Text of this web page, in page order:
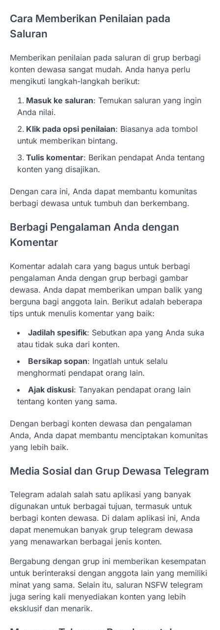
Cara Memberikan Penilaian pada
Saluran
Memberikan penilaian pada saluran di grup berbagi
konten dewasa sangat mudah. Anda hanya perlu
mengikuti langkah-langkah berikut:
Masuk ke saluran: Temukan saluran yang ingin
Anda nilai.
Klik pada opsi penilaian: Biasanya ada tombol
untuk memberikan bintang.
Tulis komentar: Berikan pendapat Anda tentang
konten yang disajikan.
Dengan cara ini, Anda dapat membantu komunitas
berbagi dewasa untuk tumbuh dan berkembang.
Berbagi Pengalaman Anda dengan
Komentar
Komentar adalah cara yang bagus untuk berbagi
pengalaman Anda dengan grup berbagi gambar
dewasa. Anda dapat memberikan umpan balik yang
berguna bagi anggota lain. Berikut adalah beberapa
tips untuk menulis komentar yang baik:
Jadilah spesifik: Sebutkan apa yang Anda suka
atau tidak suka dari konten.
Bersikap sopan: Ingatlah untuk selalu
menghormati pendapat orang lain.
Ajak diskusi: Tanyakan pendapat orang lain
tentang konten yang sama.
Dengan berbagi konten dewasa dan pengalaman
Anda, Anda dapat membantu menciptakan komunitas
yang lebih baik.
Media Sosial dan Grup Dewasa Telegram
Telegram adalah salah satu aplikasi yang banyak
digunakan untuk berbagai tujuan, termasuk untuk
berbagi konten dewasa. Di dalam aplikasi ini, Anda
dapat menemukan banyak grup telegram dewasa
yang menawarkan berbagai jenis konten.
Bergabung dengan grup ini memberikan kesempatan
untuk berinteraksi dengan anggota lain yang memiliki
minat yang sama. Selain itu, saluran NSFW telegram
juga sering kali menyediakan konten yang lebih
eksklusif dan menarik.